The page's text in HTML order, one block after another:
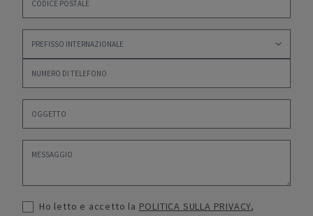
Ho letto e accetto la POLITICA SULLA PRIVACY,